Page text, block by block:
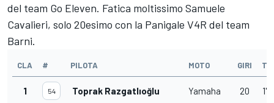
del team Go Eleven. Fatica moltissimo Samuele
Cavalieri, solo 20esimo con la Panigale V4R del team
Barni.
CLA # PILOTA MOTO GIRI
1 54 Toprak Razgatlıoğlu Yamaha 20